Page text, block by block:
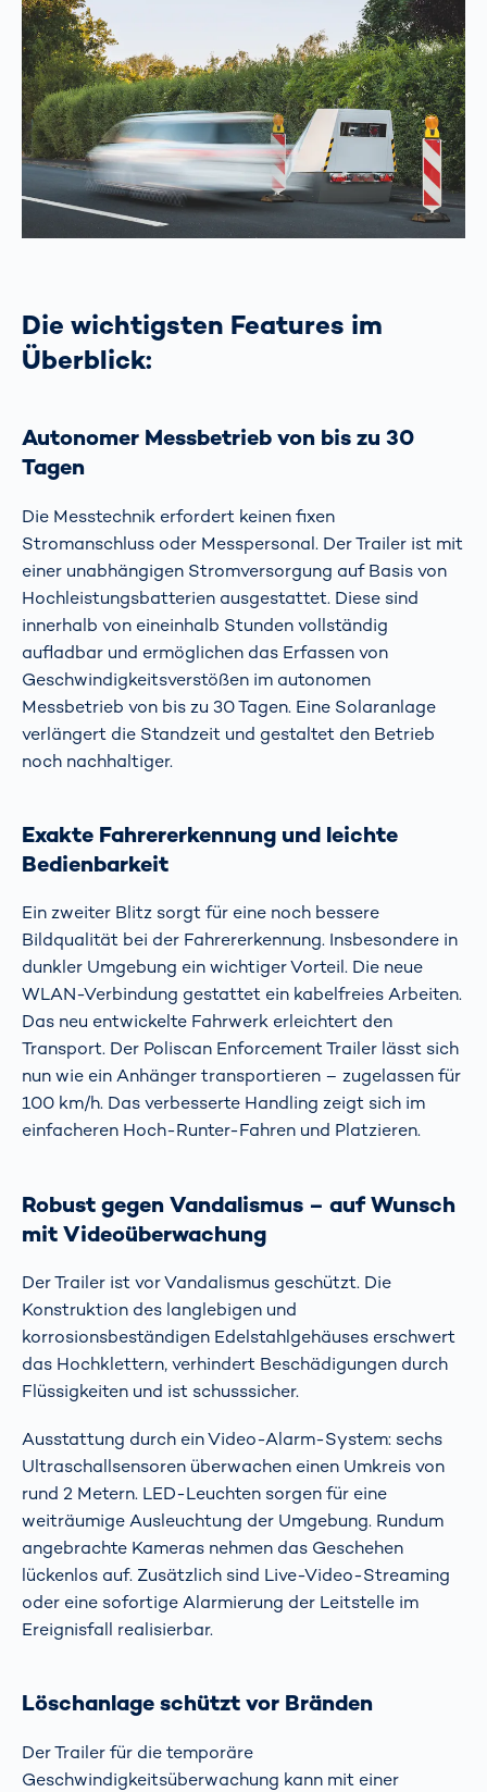
Die wichtigsten Features im
Überblick:
Autonomer Messbetrieb von bis zu 30
Tagen
Die Messtechnik erfordert keinen fixen
Stromanschluss oder Messpersonal. Der Trailer ist mit
einer unabhängigen Stromversorgung auf Basis von
Hochleistungsbatterien ausgestattet. Diese sind
innerhalb von eineinhalb Stunden vollständig
aufladbar und ermöglichen das Erfassen von
Geschwindigkeitsverstößen im autonomen
Messbetrieb von bis zu 30 Tagen. Eine Solaranlage
verlängert die Standzeit und gestaltet den Betrieb
noch nachhaltiger.
Exakte Fahrererkennung und leichte
Bedienbarkeit
Ein zweiter Blitz sorgtfür eine noch bessere
Bildqualität bei der Fahrererkennung. Insbesondere in
dunkler Umgebung ein wichtiger Vorteil. Die neue
WLAN-Verbindung gestattet ein kabelfreies Arbeiten.
Das neu entwickelte Fahrwerk erleichtert den
Transport. Der Poliscan Enforcement Trailer lässt sich
nun wie ein Anhänger transportieren – zugelassen für
100 km/h. Das verbesserte Handling zeigt sich im
einfacheren Hoch-Runter-Fahren und Platzieren.
Robust gegen Vandalismus – auf Wunsch
mit Videoüberwachung
Der Trailer ist vor Vandalismus geschützt. Die
Konstruktion des langlebigen und
korrosionsbeständigen Edelstahlgehäuses erschwert
das Hochklettern, verhindert Beschädigungen durch
Flüssigkeiten und ist schusssicher.
Ausstattung durch ein Video-Alarm-System: sechs
Ultraschallsensoren überwachen einen Umkreis von
rund 2 Metern. LED-Leuchten sorgen für eine
weiträumige Ausleuchtung der Umgebung. Rundum
angebrachte Kameras nehmen das Geschehen
lückenlos auf. Zusätzlich sind Live-Video-Streaming
oder eine sofortige Alarmierung der Leitstelle im
Ereignisfall realisierbar.
Löschanlage schützt vor Bränden
Der Trailer für die temporäre
Geschwindigkeitsüberwachung kann mit einer